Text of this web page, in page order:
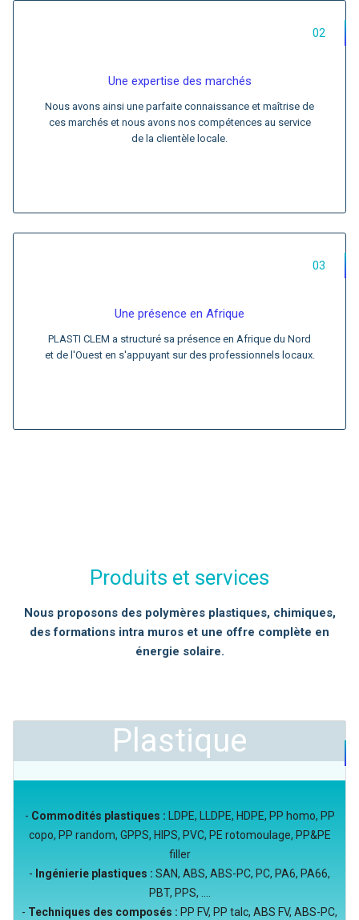
02
Une expertise des marchés
Nous avons ainsi une parfaite connaissance et maîtrise de
ces marchés et nous avons nos compétences au service
de la clientèle locale.
03
Une présence en Afrique
PLASTI CLEM a structuré sa présence en Afrique du Nord
et de l'Ouest en s'appuyant sur des professionnels locaux.
Produits et services
Nous proposons des polymères plastiques, chimiques,
des formations intra muros et une offre complète en
énergie solaire.
Plastique
- Commodités plastiques : LDPE, LLDPE, HDPE, PP homo, PP
copo, PP random, GPPS, HIPS, PVC, PE rotomoulage, PP&PE
filler
- Ingénierie plastiques : SAN, ABS, ABS-PC, PC, PA6, PA66,
PBT, PPS, ....
- Techniques des composés : PP FV, PP talc, ABS FV, ABS-PC,